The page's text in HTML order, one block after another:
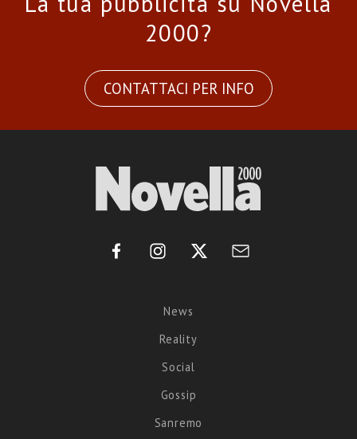
2000?
CONTATTACI PER INFO
News
Reality
Social
Gossip
Sanremo